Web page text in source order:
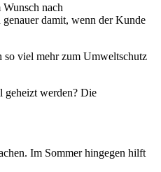
nach
damit, wenn der Kunde
so viel mehr zum Umweltschutz
geheizt werden? Die
Im Sommer hingegen hilft